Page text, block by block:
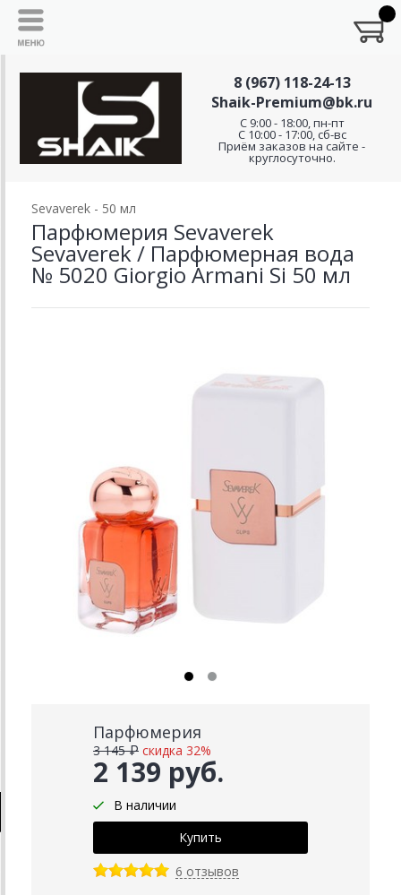
8 (967) 118-24-13
Shaik-Premium@bk.ru
C 9:00 - 18:00, пн-пт
С 10:00 - 17:00, сб-вс
Приём заказов на сайте -
круглосуточно.
Sevaverek - 50 мл
Парфюмерия Sevaverek
Sevaverek / Парфюмерная вода
№ 5020 Giorgio Armani Si 50 мл
Парфюмерия
2 139 руб.
3 145 ₽ скидка 32%
В наличии
6 отзывов